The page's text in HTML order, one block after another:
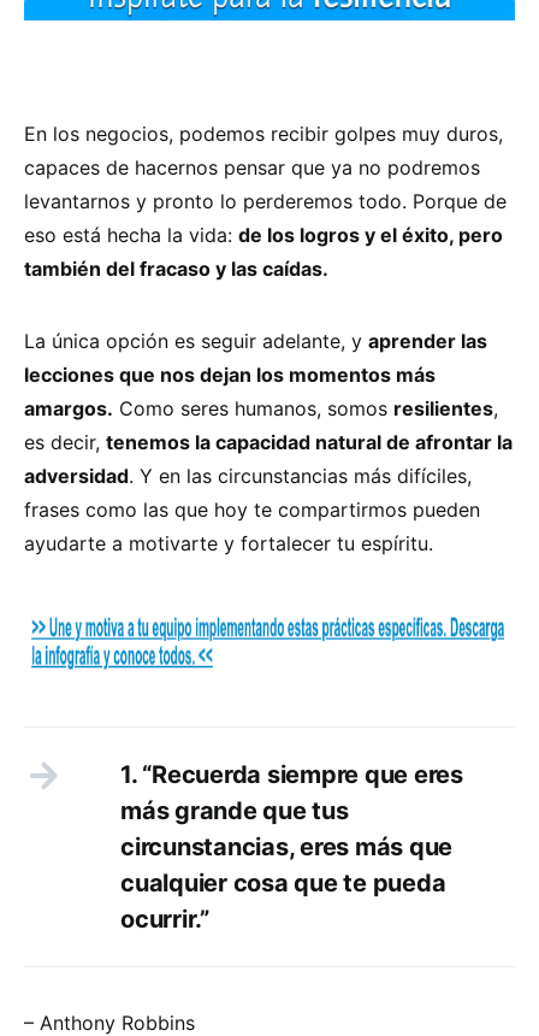
En los negocios, podemos recibir golpes muy duros,
capaces de hacernos pensar que ya no podremos
levantarnos y pronto lo perderemos todo. Porque de
eso está hecha la vida: de los logros y el éxito, pero
también del fracaso y las caídas.
La única opción es seguir adelante, y aprender las
lecciones que nos dejan los momentos más
amargos. Como seres humanos, somos resilientes,
es decir, tenemos la capacidad natural de afrontar la
adversidad. Y en las circunstancias más difíciles,
frases como las que hoy te compartirmos pueden
ayudarte a motivarte y fortalecer tu espíritu.
1. “Recuerda siempre que eres
más grande que tus
circunstancias, eres más que
cualquier cosa que te pueda
ocurrir.”
– Anthony Robbins